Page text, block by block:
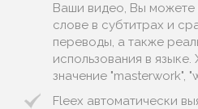
Ваши видео, Вы можете
слове в субтитрах и
переводы, а также
использования в
значение "masterwork",
Fleex автоматически